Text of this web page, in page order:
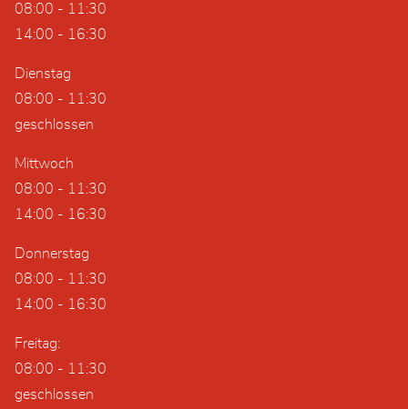
08:00 - 11:30
14:00 - 16:30
Dienstag
08:00 - 11:30
geschlossen
Mittwoch
08:00 - 11:30
14:00 - 16:30
Donnerstag
08:00 - 11:30
14:00 - 16:30
Freitag:
08:00 - 11:30
geschlossen